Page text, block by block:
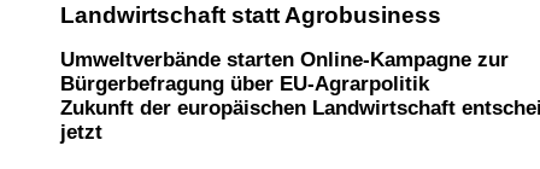
Landwirtschaft statt Agrobusiness
Umweltverbände starten Online-Kampagne zur
Bürgerbefragung über EU-Agrarpolitik
Zukunft der europäischen Landwirtschaft
jetzt